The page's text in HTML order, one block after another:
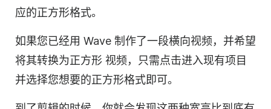
应的正方形格式。
如果您已经用 Wave 制作了一段横向视频，并希望
将其转换为正方形 视频，只需点击进入现有项目
并选择您想要的正方形格式即可。